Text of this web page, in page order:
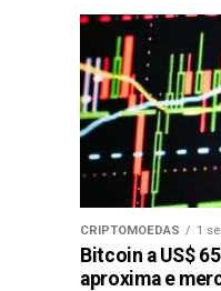
CRIPTOMOEDAS 1
Bitcoin a US$
aproxima e